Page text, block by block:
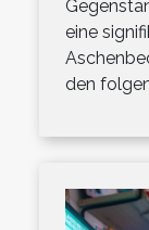
eine
den